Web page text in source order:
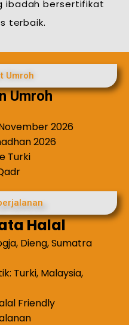
ibadah bersertifikat
terbaik.
Umroh
Umroh
2026
2026
Turki
Halal
Dieng, Sumatra
Turki, Malaysia,
Friendly